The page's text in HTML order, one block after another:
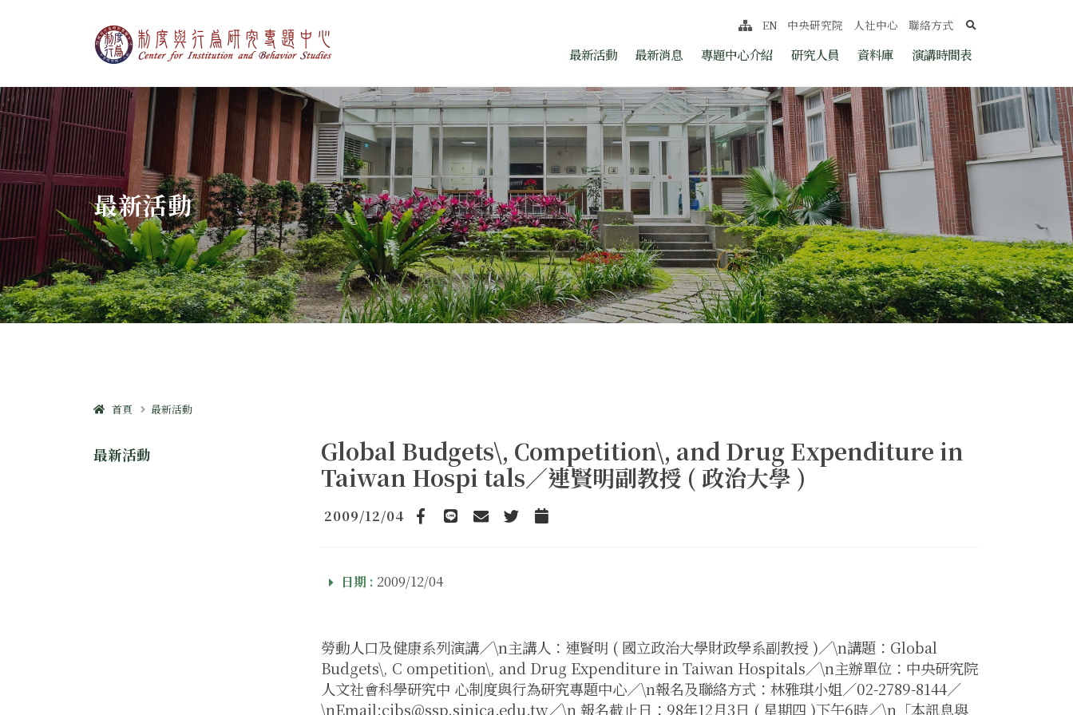
制度與行為研究專題中心 最新活動 最新消息 專題中心介紹 研究人員 資料庫 演講時間表
網站導覽
EN 中央研究院 人社中心 聯絡方式 search
:::
最新活動
首頁 最新活動
最新活動
Global Budgets\, Competition\, and Drug Expenditure in
Taiwan Hospi tals／連賢明副教授 ( 政治大學 )
2009/12/04
Facebook TwitterAdd to Calendar
日期 : 2009/12/04
勞動人口及健康系列演講／\n主講人：連賢明 ( 國立政治大學財政學系副教授 )／\n講題：Global
Budgets\, C ompetition\, and Drug Expenditure in Taiwan Hospitals／\n主辦單位：中央研究院
人文社會科學研究中 心制度與行為研究專題中心／\n報名及聯絡方式：林雅琪小姐／02-2789-8144／
\nEmail:cibs@ssp.sinica.edu.tw／\n 報名截止日：98年12月3日 ( 星期四 )下午6時／\n「本訊息與